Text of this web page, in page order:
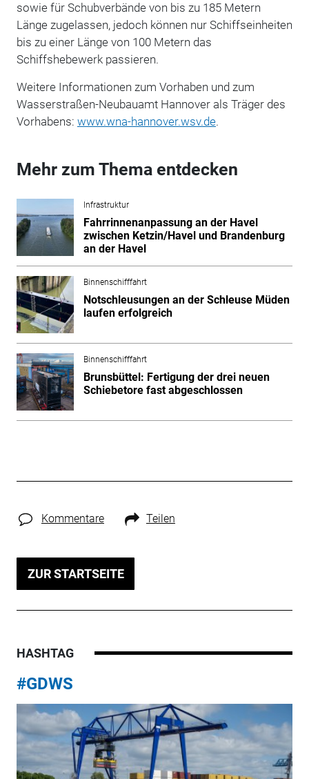
sowie für Schubverbände von bis zu 185 Metern
Länge zugelassen, jedoch können nur Schiffseinheiten
bis zu einer Länge von 100 Metern das
Schiffshebewerk passieren.
Weitere Informationen zum Vorhaben und zum
Wasserstraßen-Neubauamt Hannover als Träger des
Vorhabens: www.wna-hannover.wsv.de.
Mehr zum Thema entdecken
Infrastruktur
Fahrrinnenanpassung an der Havel
zwischen Ketzin/Havel und Brandenburg
an der Havel
Binnenschifffahrt
Notschleusungen an der Schleuse Müden
laufen erfolgreich
Binnenschifffahrt
Brunsbüttel: Fertigung der drei neuen
Schiebetore fast abgeschlossen
Kommentare Teilen
ZUR STARTSEITE
HASHTAG
#GDWS